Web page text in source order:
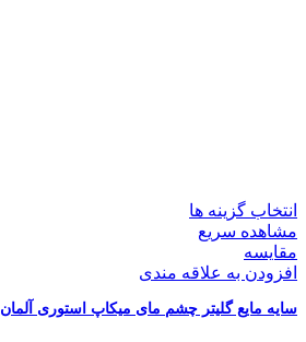
انتخاب گزینه ها
مشاهده سریع
مقایسه
افزودن به علاقه مندی
سایه مایع گلیتر چشم مای میکاپ استوری آلمان